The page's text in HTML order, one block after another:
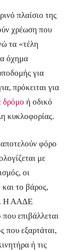
πλαίσιο της
χρέωση που
τα «τέλη
όχημα
για
πρόκειται για
δρόμο ή οδικό
κυκλοφορίας.
φόρο
με
οι
το βάρος,
Η ΑΑΔΕ
επιβάλλεται
που εξαρτάται,
ή τις